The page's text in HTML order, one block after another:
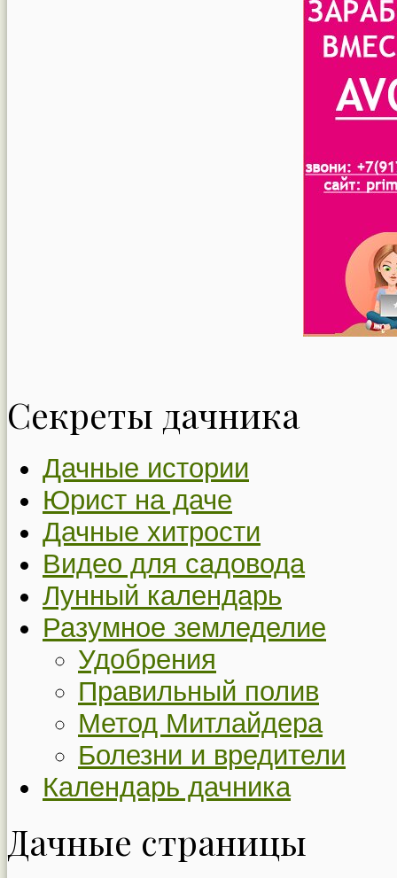
Секреты дачника
Дачные истории
Юрист на даче
Дачные хитрости
Видео для садовода
Лунный календарь
Разумное земледелие
Удобрения
Правильный полив
Метод Митлайдера
Болезни и вредители
Календарь дачника
Дачные страницы